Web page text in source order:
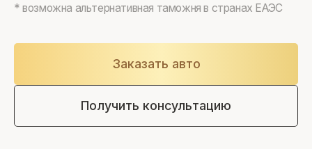
* возможна альтернативная таможня в странах ЕАЭС
Заказать авто
Получить консультацию